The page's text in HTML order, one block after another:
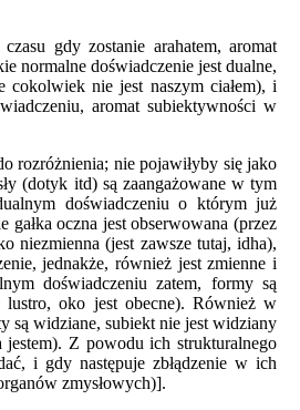
gdy zostanie arahatem, aromat
normalne doświadczenie jest dualne,
cokolwiek nie jest naszym ciałem), i
aromat subiektywności w
rozróżnienia; nie pojawiłyby się jako
(dotyk itd) są zaangażowane w tym
doświadczeniu o którym już
oczna jest obserwowana (przez
niezmienna (jest zawsze tutaj, idha),
jednakże, również jest zmienne i
doświadczeniu zatem, formy są
oko jest obecne). Również w
są widziane, subiekt nie jest widziany
jestem). Z powodu ich strukturalnego
i gdy następuje zbłądzenie w ich
zmysłowych)].